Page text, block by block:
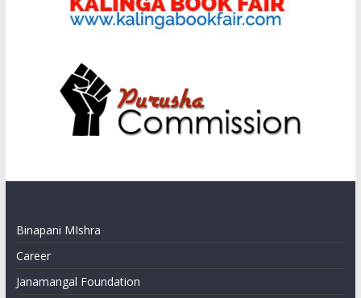
Binapani MIshra
Career
Janamangal Foundation